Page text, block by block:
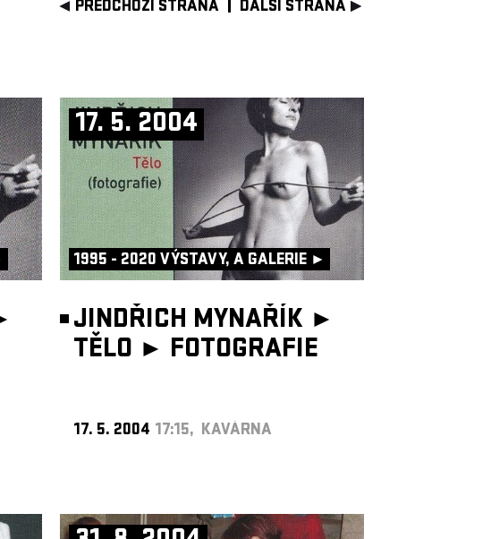
PŘEDCHOZÍ STRANA DALŠÍ STRANA
17. 5. 2004
1995 - 2020 VÝSTAVY, A GALERIE ►
JINDŘICH MYNAŘÍK ►
TĚLO ► FOTOGRAFIE
17. 5. 2004 17:15, KAVÁRNA